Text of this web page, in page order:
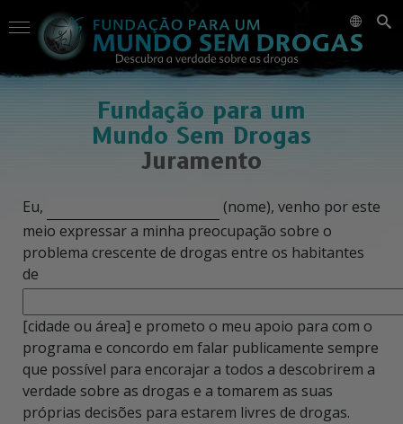
Fundação para um
Mundo Sem Drogas
Juramento
Eu,
(nome), venho por este
meio expressar a minha preocupação sobre o
problema crescente de drogas entre os habitantes
de
[cidade ou área] e prometo o meu apoio para com o
programa e concordo em falar publicamente sempre
que possível para encorajar a todos a descobrirem a
verdade sobre as drogas e a tomarem as suas
próprias decisões para estarem livres de drogas.